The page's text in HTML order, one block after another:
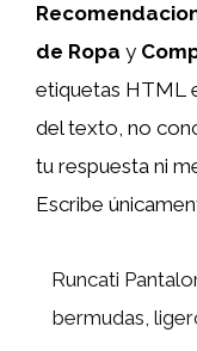
de Ropa y
etiquetas HTML
del texto, no
tu respuesta ni
Escribe
Runcati
bermudas,